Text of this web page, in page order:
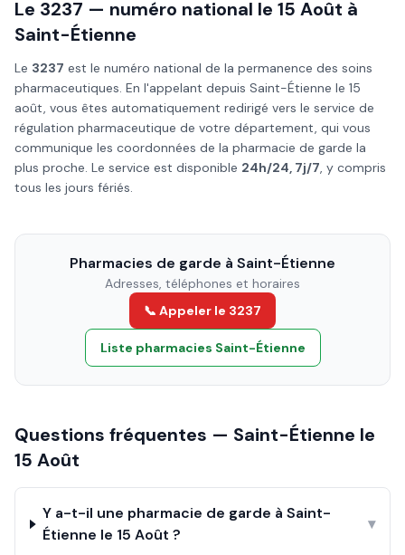
Le 3237 — numéro national le 15 Août à
Saint-Étienne
Le 3237 est le numéro national de la permanence des soins
pharmaceutiques. En l'appelant depuis Saint-Étienne le 15
août, vous êtes automatiquement redirigé vers le service de
régulation pharmaceutique de votre département, qui vous
communique les coordonnées de la pharmacie de garde la
plus proche. Le service est disponible 24h/24, 7j/7, y compris
tous les jours fériés.
Pharmacies de garde à Saint-Étienne
Adresses, téléphones et horaires
📞 Appeler le 3237
Liste pharmacies Saint-Étienne
Questions fréquentes — Saint-Étienne le
15 Août
Y a-t-il une pharmacie de garde à Saint-
Étienne le 15 Août ?
▾